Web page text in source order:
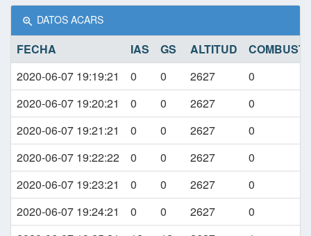
2020-06-07 19:32:06
CLIMBING
2020-06-07 19:34:26
DESCEND
2020-06-07 19:41:36
CRUISE
2020-06-07 19:42:36
CLIMBING
2020-06-07 19:44:26
CRUISE
2020-06-07 19:46:36
DESCEND
2020-06-07 19:48:46
CRUISE
2020-06-07 19:49:16
DESCEND
2020-06-07 19:49:56
CLIMBING
DATOS ACARS
FECHA IAS GS ALTITUD
2020-06-07 19:19:21
0 0 2627
0
2020-06-07 19:20:21
0 0 2627
0
2020-06-07 19:21:21
0 0 2627
0
2020-06-07 19:22:22
0 0 2627
0
2020-06-07 19:23:21
0 0 2627
0
2020-06-07 19:24:21
0 0 2627
0